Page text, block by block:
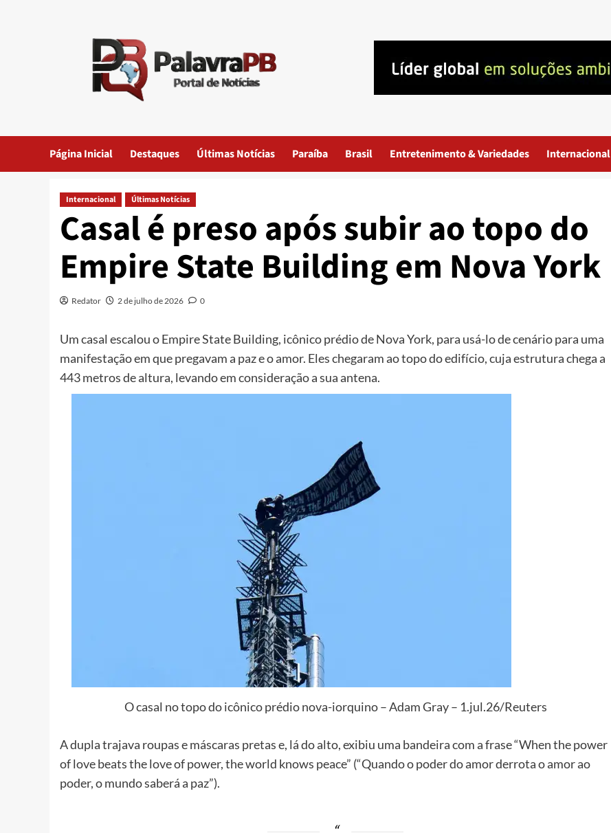
Página Inicial Destaques Últimas Notícias Paraíba Brasil Entretenimento & Variedades Internacional
Internacional Últimas Notícias
Casal é preso após subir ao topo do
Empire State Building em Nova York
Redator 2 de julho de 2026 0
Um casal escalou o Empire State Building, icônico prédio de Nova York, para usá-lo de cenário para uma
manifestação em que pregavam a paz e o amor. Eles chegaram ao topo do edifício, cuja estrutura chega a
443 metros de altura, levando em consideração a sua antena.
O casal no topo do icônico prédio nova-iorquino – Adam Gray – 1.jul.26/Reuters
A dupla trajava roupas e máscaras pretas e, lá do alto, exibiu uma bandeira com a frase “When the power
of love beats the love of power, the world knows peace” (“Quando o poder do amor derrota o amor ao
poder, o mundo saberá a paz”).